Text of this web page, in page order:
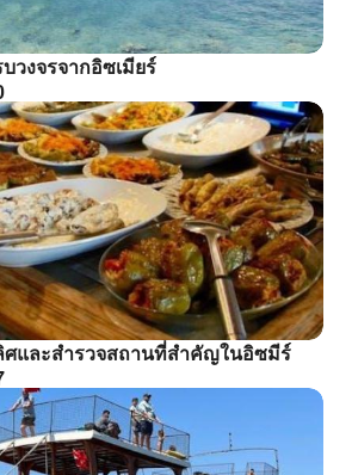
วงจรจากอิซเมียร์
ศและสํารวจสถานที่สําคัญในอิซมีร์